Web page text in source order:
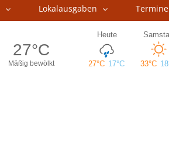
Lokalausgaben Termine